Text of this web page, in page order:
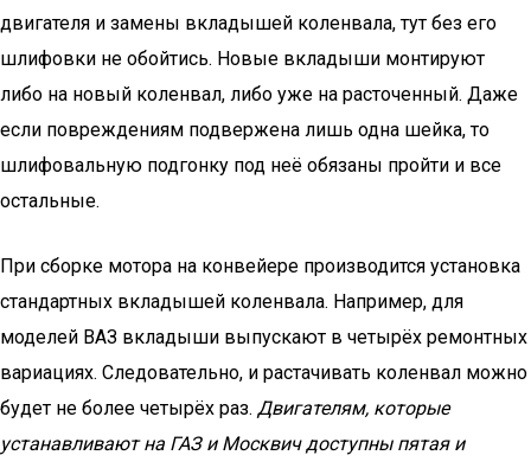
двигателя и замены вкладышей коленвала, тут без его
шлифовки не обойтись. Новые вкладыши монтируют
либо на новый коленвал, либо уже на расточенный. Даже
если повреждениям подвержена лишь одна шейка, то
шлифовальную подгонку под неё обязаны пройти и все
остальные.
При сборке мотора на конвейере производится установка
стандартных вкладышей коленвала. Например, для
моделей ВАЗ вкладыши выпускают в четырёх ремонтных
вариациях. Следовательно, и растачивать коленвал можно
будет не более четырёх раз. Двигателям, которые
устанавливают на ГАЗ и Москвич доступны пятая и